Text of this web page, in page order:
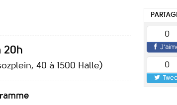
20h
40 à 1500 Halle)
0
0